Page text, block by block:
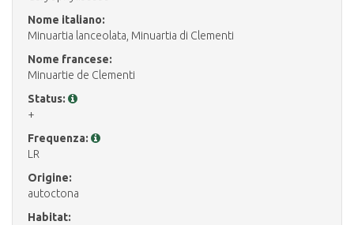
Nome italiano:
Minuartia lanceolata, Minuartia di Clementi
Nome francese:
Minuartie de Clementi
Status:
+
Frequenza:
LR
Origine:
autoctona
Habitat: